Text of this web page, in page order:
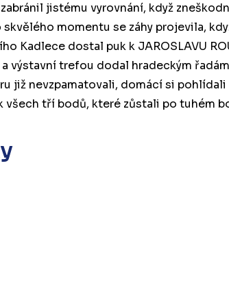
jistému vyrovnání, když
momentu se záhy projevila,
Kadlece dostal puk k JAROSLAVU
výstavní trefou dodal hradeckým
již nevzpamatovali, domácí si pohlídali
všech tří bodů, které zůstali po tuhém